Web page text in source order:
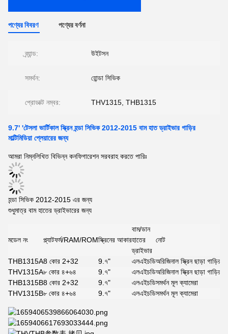
পণ্যের বিবরণ পণ্যের বর্ণনা
ব্র্যান্ড: উইটসন
সমর্থন: হোন্ডা সিভিক
প্রোডাক্ট নম্বর: THV1315, THB1315
9.7' 'টেসলা ভার্টিকাল স্ক্রিন হন্ডা সিভিক 2012-2015 বাম হাত ড্রাইভার গাড়ির
মাল্টিমিডিয়া প্লেয়ারের জন্য
আমরা নিম্নলিখিত বিভিন্ন কনফিগারেশন সরবরাহ করতে পারিঃ
হন্ডা সিভিক 2012-2015 এর জন্য
শুধুমাত্র বাম হাতের ড্রাইভারের জন্য
মডেল নং প্ল্যাটফর্ম/RAM/ROMস্ক্রিনের আকার
বাম/ডান
হাতের
ড্রাইভার
নোট
THB1315A8 কোর 2+32 9.৭" এলএইচডিঅরিজিনাল স্ক্রিন ছাড়া
THV1315A৮ কোর ৪+৬৪ 9.৭" এলএইচডিঅরিজিনাল স্ক্রিন ছাড়া
THB1315B8 কোর 2+32 9.৭" এলএইচডিসমর্থন মূল ক্যামেরা
THV1315B৮ কোর ৪+৬৪ 9.৭" এলএইচডিসমর্থন মূল ক্যামেরা